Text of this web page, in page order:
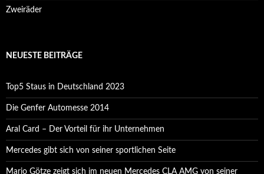
Zweiräder
NEUESTE BEITRÄGE
Top5 Staus in Deutschland 2023
Die Genfer Automesse 2014
Aral Card – Der Vorteil für ihr Unternehmen
Mercedes gibt sich von seiner sportlichen Seite
Mario Götze zeigt sich im neuen Mercedes CLA AMG von seiner